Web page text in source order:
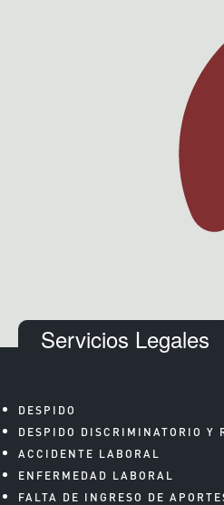
Servicios Legales
DESPIDO
DESPIDO DISCRIMINATORIO Y
ACCIDENTE LABORAL
ENFERMEDAD LABORAL
FALTA DE INGRESO DE